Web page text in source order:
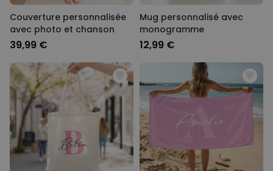
Couverture personnalisée
avec photo et chanson
39,99 €
Mug personnalisé avec
monogramme
12,99 €